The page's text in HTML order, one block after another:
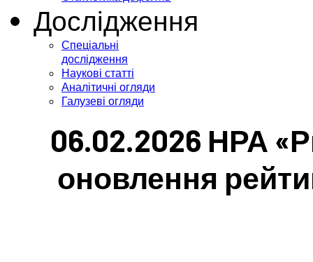
Дослідження
Спеціальні
дослідження
Наукові статті
Аналітичні огляди
Галузеві огляди
06.02.2026 НРА
оновлення